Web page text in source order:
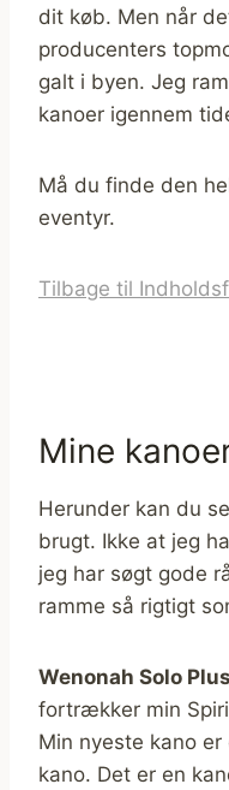
dit køb. Men når
producenters
galt i byen. Jeg
kanoer igennem
Må du finde den
eventyr.
Tilbage til
Mine
Herunder kan du
brugt. Ikke at jeg
jeg har søgt gode
ramme så rigtigt
Wenonah Solo
fortrækker min
Min nyeste kano er
kano. Det er en